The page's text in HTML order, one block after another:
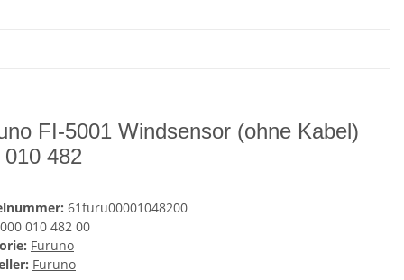
FI-5001 Windsensor (ohne Kabel)
010 482
61furu00001048200
000 010 482 00
Furuno
Furuno